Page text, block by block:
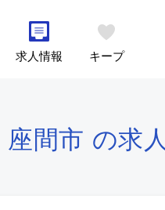
求人情報 キープ
座間市 の求人